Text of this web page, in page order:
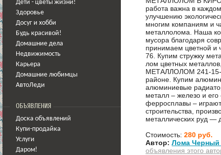
Дети - цветы жизни!
Здоровье
Досуг и хобби
Будь красивой!
Домашние дела
Недвижимость
Карьера
Домашние любимцы
АвтоЛеди
ОБЪЯВЛЕНИЯ
Доска объявлений
Купи-продайка
Услуги
Даром!
работа важна в
улучшению
многим компаниям и
металлолома. Наша
мусора благодаря
принимаем цветной и
76. Купим стружку
лом цветных
МЕТАЛЛОЛОМ 241-15-
районе. Купим
алюминиевые
металл – железо и его
ферросплавы –
строительства,
металлических руд —
Стоимость: 280 руб.
Автор: Лома Черный
объявления этого